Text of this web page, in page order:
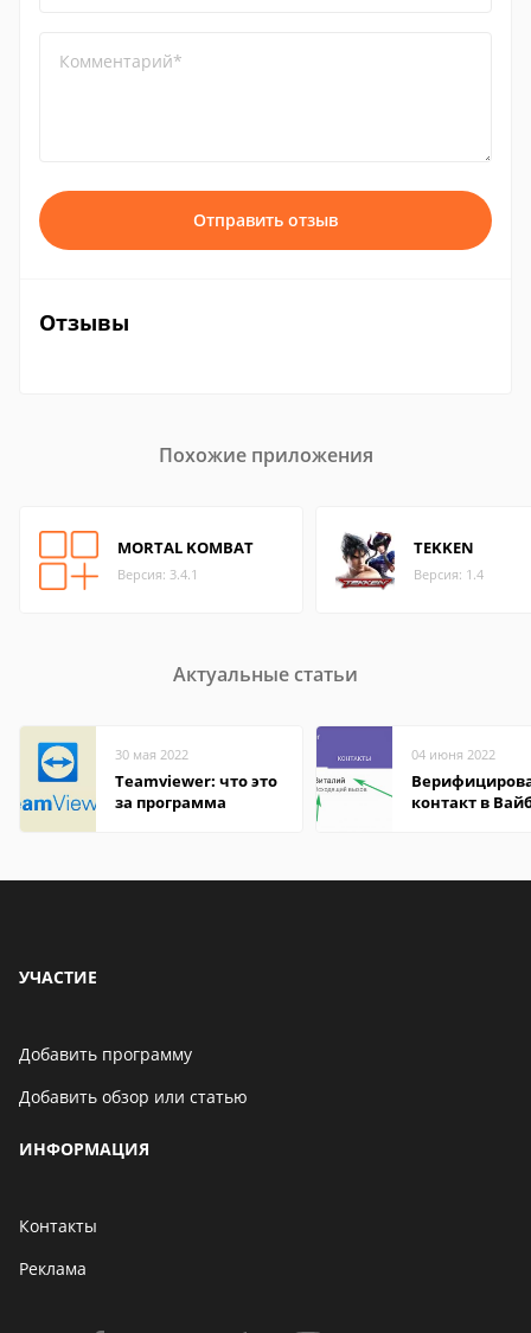
Комментарий*
Отправить отзыв
Отзывы
Похожие приложения
MORTAL KOMBAT
Версия: 3.4.1
TEKKEN
Версия: 1.4
Актуальные статьи
30 мая 2022
Teamviewer: что это
за программа
04 июня 2022
контакт в
УЧАСТИЕ
Добавить программу
Добавить обзор или статью
ИНФОРМАЦИЯ
Контакты
Реклама